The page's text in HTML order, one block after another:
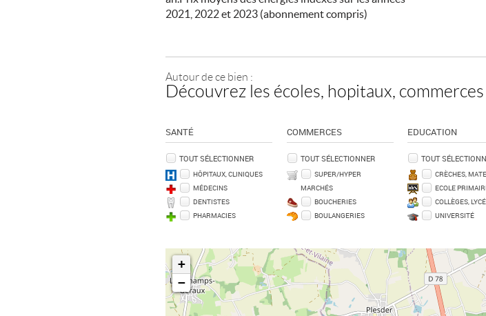
2021, 2022 et 2023 (abonnement compris)
Autour de ce bien :
Découvrez les écoles, hopitaux,
SANTÉ
TOUT SÉLECTIONNER
HÔPITAUX, CLINIQUES
MÉDECINS
DENTISTES
PHARMACIES
COMMERCES
TOUT SÉLECTIONNER
SUPER/HYPER
MARCHÉS
BOUCHERIES
BOULANGERIES
EDUCATION
TOUT
CRÈCHES,
ECOLE
COLLÈGES,
UNIVERSITÉ
+
−